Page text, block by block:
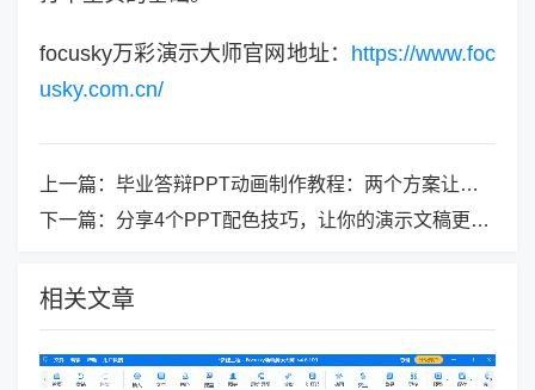
focusky万彩演示大师官网地址： https://www.foc
usky.com.cn/
上一篇： 毕业答辩PPT动画制作教程：两个方案让小白轻松做出高级感
下一篇： 分享4个PPT配色技巧，让你的演示文稿更加吸引人！
相关文章